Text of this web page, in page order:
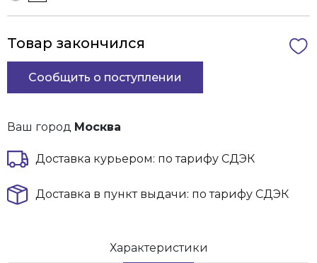
Товар закончился
Сообщить о поступлении
Ваш город Москва
Доставка курьером: по тарифу СДЭК
Доставка в пункт выдачи: по тарифу СДЭК
Характеристики